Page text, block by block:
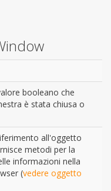
booleano che
è stata chiusa o
all'oggetto
metodi per la
informazioni nella
(vedere oggetto